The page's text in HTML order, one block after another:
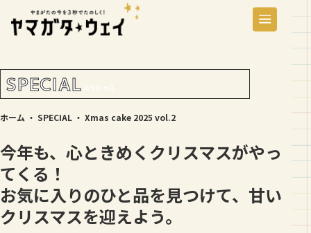
SPECIAL スペシャル
ホーム ・ SPECIAL ・ Xmas cake 2025 vol.2
今年も、心ときめくクリスマスがやっ
てくる！
お気に入りのひと品を見つけて、甘い
クリスマスを迎えよう。